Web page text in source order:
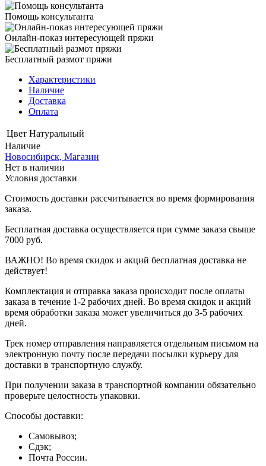
Помощь консультанта
Онлайн-показ интересующей пряжи
Бесплатный размот пряжи
Характеристики
Наличие
Доставка
Оплата
Цвет Натуральный
Наличие
Новосибирск, Магазин
Нет в наличии
Условия доставки
Стоимость доставки рассчитывается во время формирования
заказа.
Бесплатная доставка осуществляется при сумме заказа свыше
7000 руб.
ВАЖНО! Во время скидок и акций бесплатная доставка не
действует!
Комплектация и отправка заказа происходит после оплаты
заказа в течение 1-2 рабочих дней. Во время скидок и акций
время обработки заказа может увеличиться до 3-5 рабочих
дней.
Трек номер отправления направляется отдельным письмом на
электронную почту после передачи посылки курьеру для
доставки в транспортную службу.
При получении заказа в транспортной компании обязательно
проверьте целостность упаковки.
Способы доставки:
Самовывоз;
Сдэк;
Почта России.